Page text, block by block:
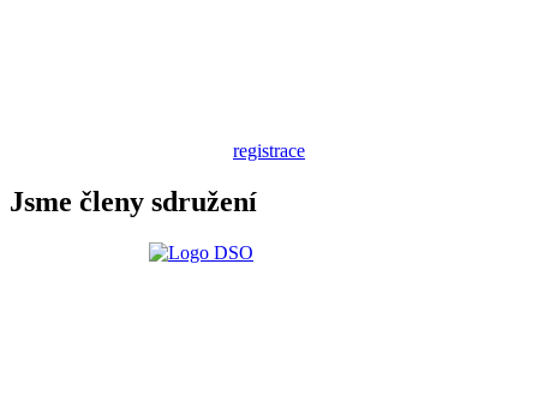
registrace
Jsme členy sdružení